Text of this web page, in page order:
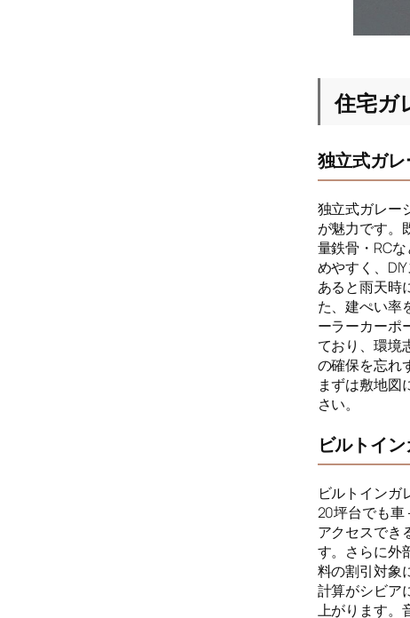
住宅ガ
独立式ガ
独立式ガレー
が魅力です。
量鉄骨・RC
めやすく、
あると雨天時
た、建ぺい率
ーラーカーポ
ており、環境
の確保を忘れ
まずは敷地図
さい。
ビルトイ
ビルトインガ
20坪台でも車
アクセスでき
す。さらに外
料の割引対象
計算がシビア
上がります。